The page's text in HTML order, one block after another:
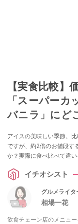
【実食比較】
「スーパー
バニラ」にど
アイスの美味しい季節。
ですが、約2倍のお値段す
か？実際に食べ比べて違い
イチオシスト
グルメライタ
相場一花
飲食チェーン店のメニュ